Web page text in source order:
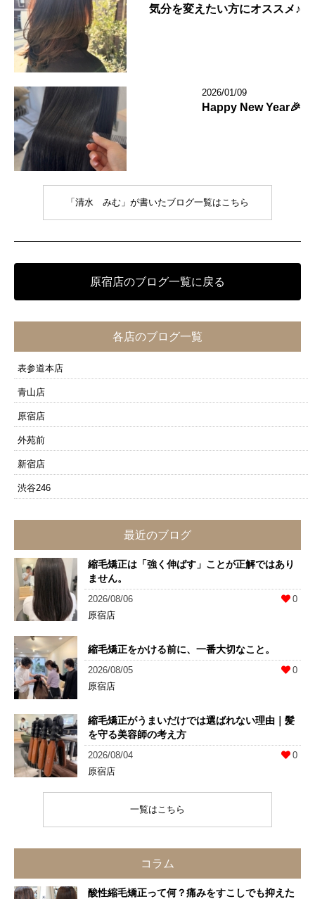
気分を変えたい方にオススメ♪
2026/01/09
Happy New Year🎉
「清水 みむ」が書いたブログ一覧はこちら
原宿店のブログ一覧に戻る
各店のブログ一覧
表参道本店
青山店
原宿店
外苑前
新宿店
渋谷246
最近のブログ
縮毛矯正は「強く伸ばす」ことが正解ではあり
ません。
2026/08/06
0
原宿店
縮毛矯正をかける前に、一番大切なこと。
2026/08/05
0
原宿店
縮毛矯正がうまいだけでは選ばれない理由｜髪
を守る美容師の考え方
2026/08/04
0
原宿店
一覧はこちら
コラム
酸性縮毛矯正って何？痛みをすこしでも抑えた